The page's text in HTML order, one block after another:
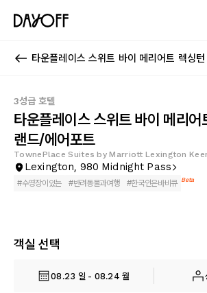
타운플레이스 스위트 바이 메리어트 렉싱
3성급 호텔
타운플레이스 스위트 바이 메리어
랜드/에어포트
TownePlace Suites by Marriott Lexington
Lexington, 980 Midnight Pass
#수영장이있는 #반려동물과여행 #한국인은바비큐 Beta
객실 선택
08.23 일 - 08.24 월